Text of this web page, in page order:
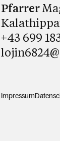
Pfarrer
+43 699
Impressum